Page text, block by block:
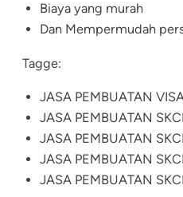
Biaya yang murah
Dan Mempermudah
Tagge:
JASA PEMBUATAN
JASA PEMBUATAN
JASA PEMBUATAN
JASA PEMBUATAN
JASA PEMBUATAN